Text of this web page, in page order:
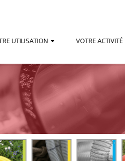
UTILISATION VOTRE ACTIVITÉ